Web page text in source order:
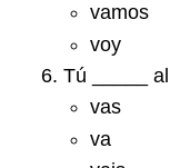
vamos
voy
Tú _____
vas
va